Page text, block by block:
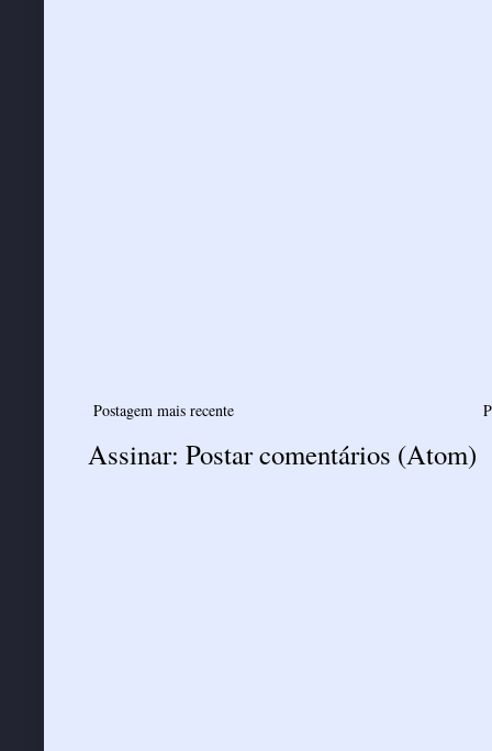
Postagem mais recente
Assinar: Postar comentários (Atom)